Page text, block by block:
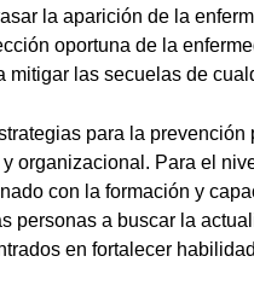
la aparición de la
oportuna de la
las secuelas de
para la prevención
organizacional. Para el
con la formación y
personas a buscar la
en fortalecer